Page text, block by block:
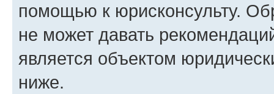
помощью к юрисконсульту.
не может давать
является объектом
ниже.